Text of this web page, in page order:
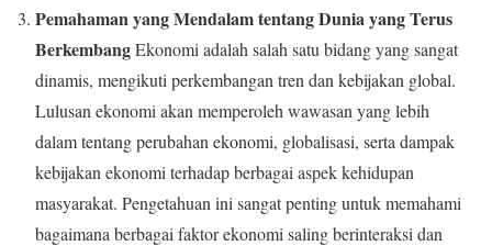
Pemahaman yang Mendalam tentang Dunia yang Terus
BerkembangEkonomi adalah salah satu bidang yang sangat
dinamis, mengikuti perkembangan tren dan kebijakan global.
Lulusan ekonomi akan memperoleh wawasan yang lebih
dalam tentang perubahan ekonomi, globalisasi, serta dampak
kebijakan ekonomi terhadap berbagai aspek kehidupan
masyarakat. Pengetahuan ini sangat penting untuk memahami
bagaimana berbagai faktor ekonomi saling berinteraksi dan